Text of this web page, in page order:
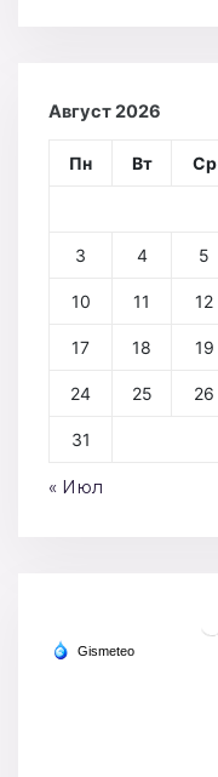
Август 2026
Пн Вт Ср
3 4 5
10 11 12
17 18 19
24 25 26
31
« Июл